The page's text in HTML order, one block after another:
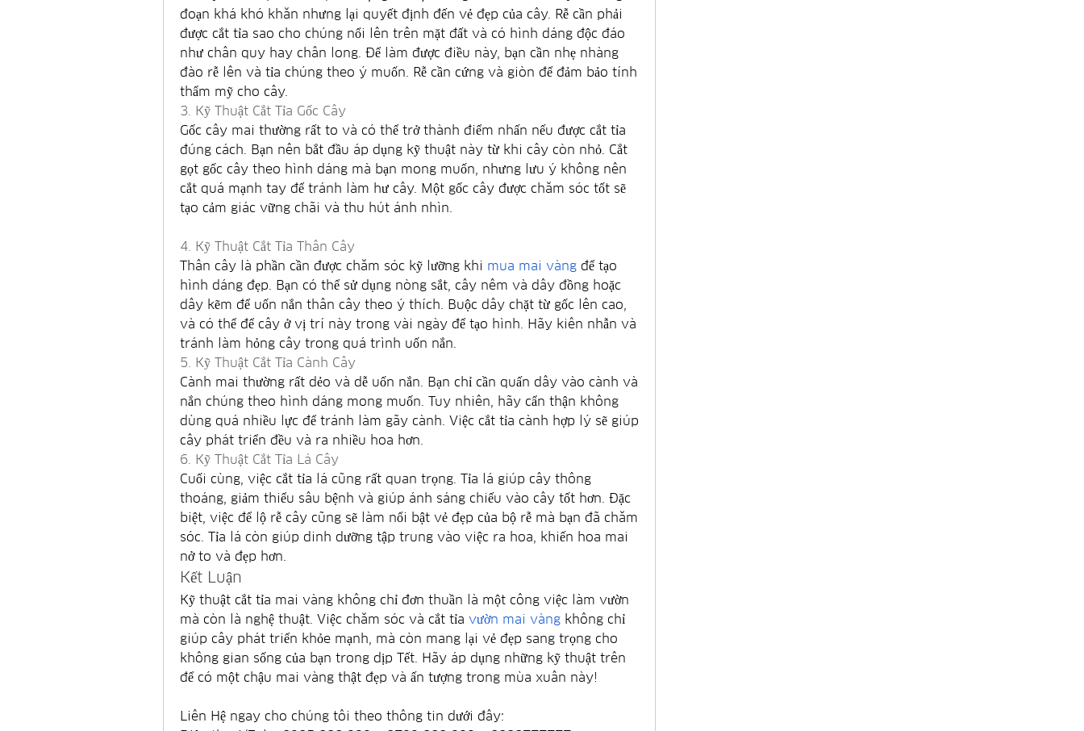
đoạn khá khó khăn nhưng lại quyết định đến vẻ đẹp của cây. Rễ cần phải
được cắt tỉa sao cho chúng nổi lên trên mặt đất và có hình dáng độc đáo
như chân quy hay chân long. Để làm được điều này, bạn cần nhẹ nhàng
đào rễ lên và tỉa chúng theo ý muốn. Rễ cần cứng và giòn để đảm bảo tính
thẩm mỹ cho cây.
3. Kỹ Thuật Cắt Tỉa Gốc Cây
Gốc cây mai thường rất to và có thể trở thành điểm nhấn nếu được cắt tỉa
đúng cách. Bạn nên bắt đầu áp dụng kỹ thuật này từ khi cây còn nhỏ. Cắt
gọt gốc cây theo hình dáng mà bạn mong muốn, nhưng lưu ý không nên
cắt quá mạnh tay để tránh làm hư cây. Một gốc cây được chăm sóc tốt sẽ
tạo cảm giác vững chãi và thu hút ánh nhìn.
4. Kỹ Thuật Cắt Tỉa Thân Cây
Thân cây là phần cần được chăm sóc kỹ lưỡng khi mua mai vàng để tạo
hình dáng đẹp. Bạn có thể sử dụng nòng sắt, cây nêm và dây đồng hoặc
dây kẽm để uốn nắn thân cây theo ý thích. Buộc dây chặt từ gốc lên cao,
và có thể để cây ở vị trí này trong vài ngày để tạo hình. Hãy kiên nhẫn và
tránh làm hỏng cây trong quá trình uốn nắn.
5. Kỹ Thuật Cắt Tỉa Cành Cây
Cành mai thường rất dẻo và dễ uốn nắn. Bạn chỉ cần quấn dây vào cành và
nắn chúng theo hình dáng mong muốn. Tuy nhiên, hãy cẩn thận không
dùng quá nhiều lực để tránh làm gãy cành. Việc cắt tỉa cành hợp lý sẽ giúp
cây phát triển đều và ra nhiều hoa hơn.
6. Kỹ Thuật Cắt Tỉa Lá Cây
Cuối cùng, việc cắt tỉa lá cũng rất quan trọng. Tỉa lá giúp cây thông
thoáng, giảm thiểu sâu bệnh và giúp ánh sáng chiếu vào cây tốt hơn. Đặc
biệt, việc để lộ rễ cây cũng sẽ làm nổi bật vẻ đẹp của bộ rễ mà bạn đã chăm
sóc. Tỉa lá còn giúp dinh dưỡng tập trung vào việc ra hoa, khiến hoa mai
nở to và đẹp hơn.
Kết Luận
Kỹ thuật cắt tỉa mai vàng không chỉ đơn thuần là một công việc làm vườn
mà còn là nghệ thuật. Việc chăm sóc và cắt tỉa vườn mai vàng không chỉ
giúp cây phát triển khỏe mạnh, mà còn mang lại vẻ đẹp sang trọng cho
không gian sống của bạn trong dịp Tết. Hãy áp dụng những kỹ thuật trên
để có một chậu mai vàng thật đẹp và ấn tượng trong mùa xuân này!
Liên Hệ ngay cho chúng tôi theo thông tin dưới đây: